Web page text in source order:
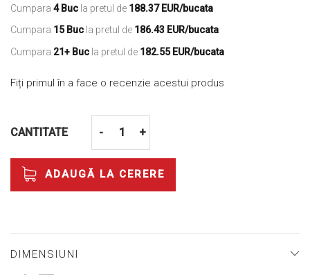
Cumpara 4 Buc la pretul de 188.37 EUR/bucata
Cumpara 15 Buc la pretul de 186.43 EUR/bucata
Cumpara 21+ Buc la pretul de 182.55 EUR/bucata
Fiți primul în a face o recenzie acestui produs
CANTITATE - +
ADAUGĂ LA CERERE
DIMENSIUNI